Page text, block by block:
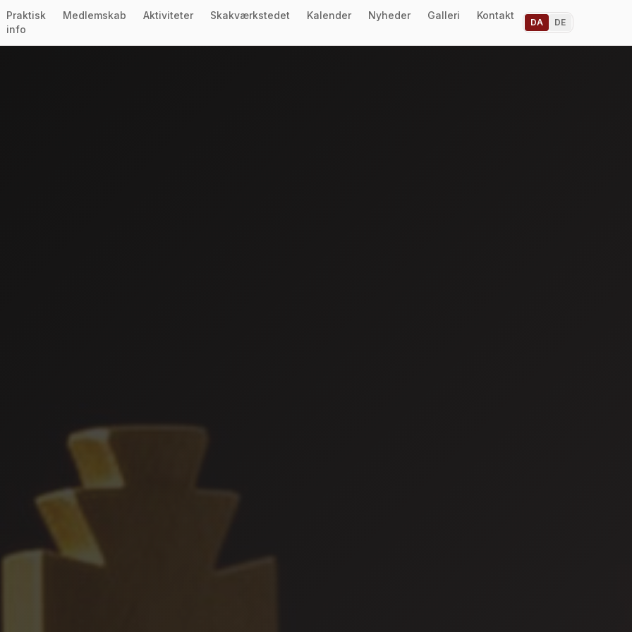
Praktisk
info
Medlemskab Aktiviteter Skakværkstedet Kalender Nyheder Galleri Kontakt
DA DE